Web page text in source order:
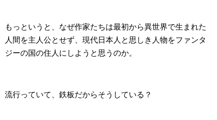
もっというと、なぜ作家たちは最初から異世界で生まれた
人間を主人公とせず、現代日本人と思しき人物をファンタ
ジーの国の住人にしようと思うのか。
流行っていて、鉄板だからそうしている？